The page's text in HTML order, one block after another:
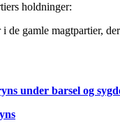
holdninger:
de gamle magtpartier,
under barsel og